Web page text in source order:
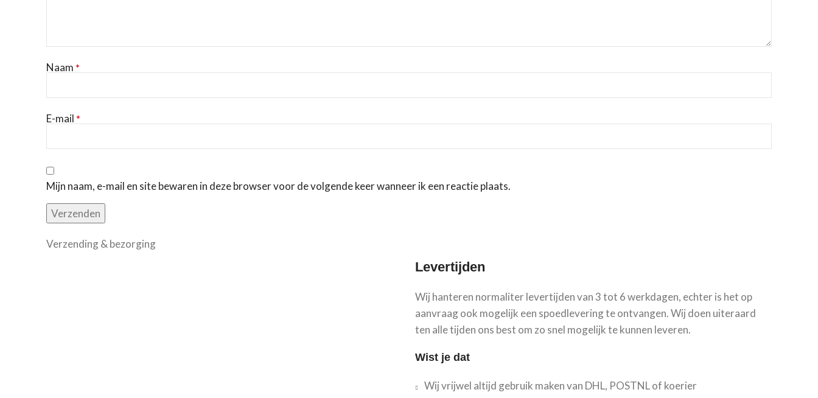
Naam *
E-mail *
Mijn naam, e-mail en site bewaren in deze browser voor de volgende keer wanneer ik een reactie plaats.
Verzending & bezorging
Levertijden
Wij hanteren normaliter levertijden van 3 tot 6 werkdagen, echter is het op
aanvraag ook mogelijk een spoedlevering te ontvangen. Wij doen uiteraard
ten alle tijden ons best om zo snel mogelijk te kunnen leveren.
Wist je dat
Wij vrijwel altijd gebruik maken van DHL, POSTNL of koerier